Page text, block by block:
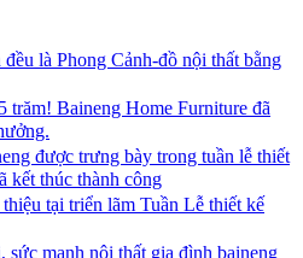
là Phong Cảnh-đồ nội thất bằng
trăm! Baineng Home Furniture đã
được trưng bày trong tuần lễ thiết
kết thúc thành công
tại triển lãm Tuần Lễ thiết kế
sức mạnh nội thất gia đình baineng